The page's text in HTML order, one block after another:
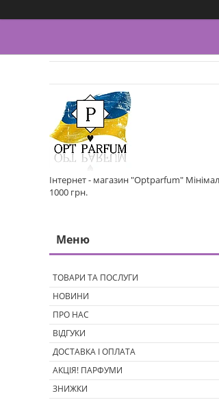
Інтернет - магазин "Optparfum"
1000 грн.
ТОВАРИ ТА ПОСЛУГИ
НОВИНИ
ПРО НАС
ВІДГУКИ
ДОСТАВКА І ОПЛАТА
АКЦІЯ! ПАРФУМИ
ЗНИЖКИ